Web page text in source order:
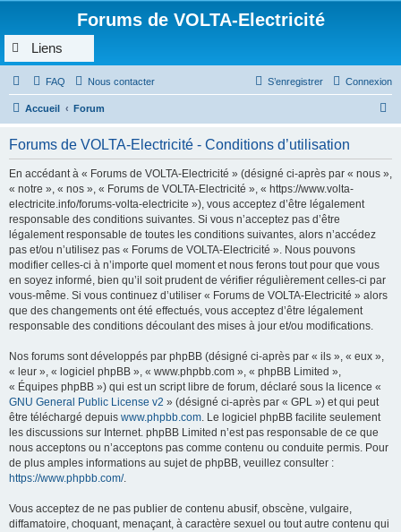
Forums de VOLTA-Electricité
Liens
FAQ Nous contacter Connexion
S’enregistrer
Accueil Forum
Forums de VOLTA-Electricité - Conditions d’utilisation
En accédant à « Forums de VOLTA-Electricité » (désigné ci-après par « nous »,
« notre », « nos », « Forums de VOLTA-Electricité », « https://www.volta-
electricite.info/forums-volta-electricite »), vous acceptez d’être légalement
responsable des conditions suivantes. Si vous n’acceptez pas d’être
légalement responsable de toutes les conditions suivantes, alors n’accédez
pas et/ou n’utilisez pas « Forums de VOLTA-Electricité ». Nous pouvons
modifier celles-ci à n’importe quel moment et nous ferons tout pour que vous
en soyez informé, bien qu’il soit prudent de vérifier régulièrement celles-ci par
vous-même. Si vous continuez d’utiliser « Forums de VOLTA-Electricité » alors
que des changements ont été effectués, vous acceptez d’être légalement
responsable des conditions découlant des mises à jour et/ou modifications.
Nos forums sont développés par phpBB (désigné ci-après par « ils », « eux »,
« leur », « logiciel phpBB », « www.phpbb.com », « phpBB Limited »,
« Équipes phpBB ») qui est un script libre de forum, déclaré sous la licence «
GNU General Public License v2 » (désigné ci-après par « GPL ») et qui peut
être téléchargé depuis www.phpbb.com. Le logiciel phpBB facilite seulement
les discussions sur Internet. phpBB Limited n’est pas responsable de ce que
nous acceptons ou n’acceptons pas comme contenu ou conduite permis. Pour
de plus amples informations au sujet de phpBB, veuillez consulter :
https://www.phpbb.com/.
Vous acceptez de ne pas publier de contenu abusif, obscène, vulgaire,
diffamatoire, choquant, menaçant, à caractère sexuel ou tout autre contenu qui